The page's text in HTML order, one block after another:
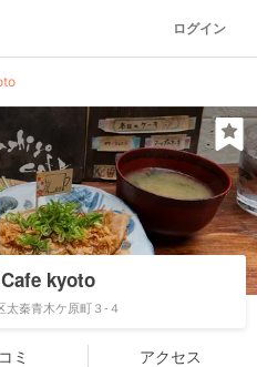
ログイン
kyoto
太秦青木ケ原町３-４
ミ アクセス